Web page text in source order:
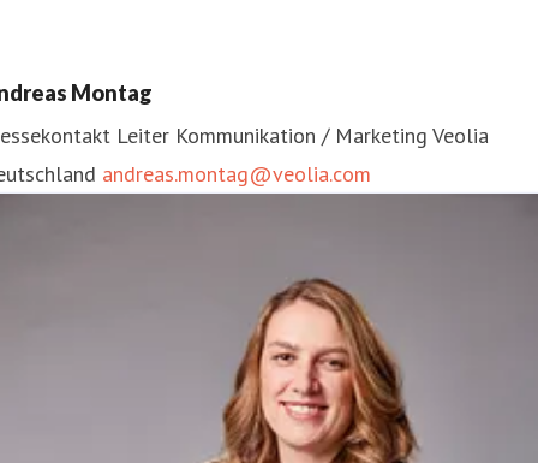
Montag
Leiter Kommunikation / Marketing Veolia
andreas.montag@veolia.com